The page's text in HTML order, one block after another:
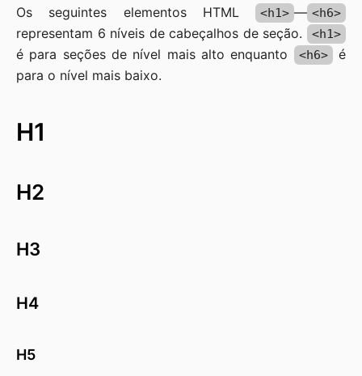
Os seguintes elementos HTML <h1> — <h6>
representam 6 níveis de cabeçalhos de seção. <h1>
é para seções de nível mais alto enquanto <h6>
é
para o nível mais baixo.
H1
H2
H3
H4
H5